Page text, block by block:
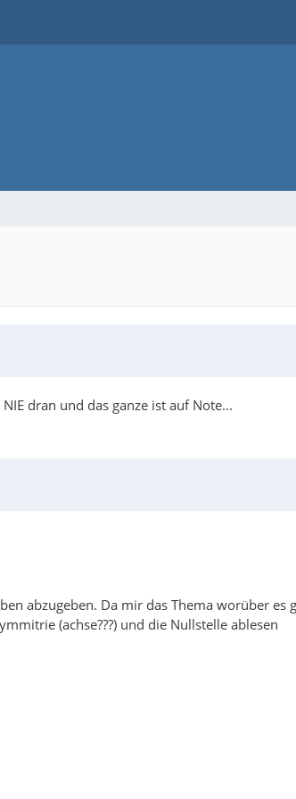
dran und das ganze ist auf Note...
abzugeben. Da mir das Thema worüber es
(achse???) und die Nullstelle ablesen